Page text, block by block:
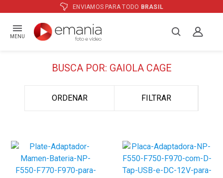
ENVIAMOS PARA TODO BRASIL
MENU
BUSCA POR: GAIOLA CAGE
ORDENAR FILTRAR